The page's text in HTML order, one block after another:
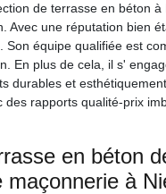
de terrasse en béton
Avec une réputation bien
Son équipe qualifiée est
En plus de cela, il s'
durables et
des rapports qualité-prix
en béton
maçonnerie à